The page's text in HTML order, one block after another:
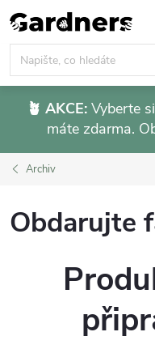
Přejít
na
obsah
🪴 AKCE: Vyberte
máte zdarma.
Archiv
Obdarujte